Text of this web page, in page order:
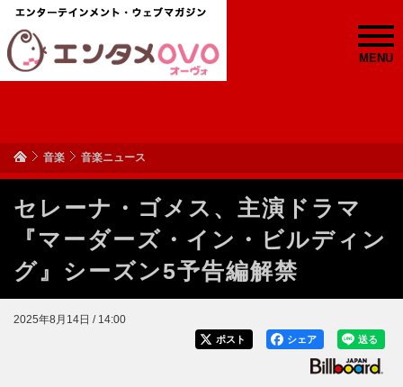
MENU
音楽 音楽ニュース
セレーナ・ゴメス、主演ドラマ
『マーダーズ・イン・ビルディン
グ』シーズン5予告編解禁
2025年8月14日 / 14:00
送る
シェア
ポスト